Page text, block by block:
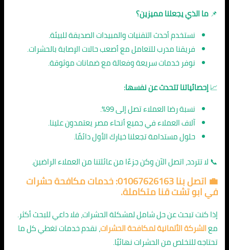
📌ما الذي يجعلنا مميزين؟
نستخدم أحدث التقنيات والمبيدات الصديقة للبيئة.
فريقنا مدرب للتعامل مع أصعب حالات الإصابة بالحشرات.
نوفر خدمات سريعة وفعالة مع ضمانات موثوقة.
📈إحصائياتنا تتحدث عن نفسها:
نسبة رضا العملاء تصل إلى 99%.
آلاف العملاء في جميع أنحاء مصر يعتمدون علينا.
حلول مستدامة تجعلنا خيارك الأول دائمًا.
📞 لا تتردد، اتصل الآن وكن جزءًا من عائلتنا من العملاء الراضين.
💼 اتصل بنا 01067626163: خدمات مكافحة حشرات
في ابو تشت قنامتكاملة.
إذا كنت تبحث عن حل شامل لمشكلة الحشرات، فلا داعي للبحث أكثر.
معالشركة الألمانية لمكافحة الحشرات، نقدم خدمات تغطي كل ما
تحتاجه للتخلص من الحشرات نهائيًا.